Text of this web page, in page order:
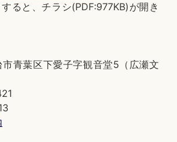
ると、チラシ(PDF:977KB)が開き
青葉区下愛子字観音堂5（広瀬文